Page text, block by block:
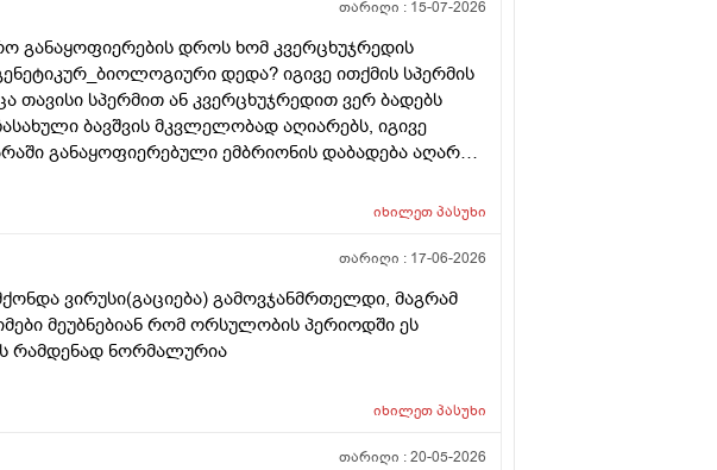
თარიღი : 15-07-2026
განაყოფიერების დროს ხომ კვერცხუჯრედის
დედა? იგივე ითქმის სპერმის
თავისი სპერმით ან კვერცხუჯრედით ვერ ბადებს
ბავშვის მკვლელობად აღიარებს, იგივე
განაყოფიერებული ემბრიონის დაბადება აღარ
იხილეთპასუხი
თარიღი : 17-06-2026
ვირუსი(გაციება) გამოვჯანმრთელდი, მაგრამ
მეუბნებიან რომ ორსულობის პერიოდში ეს
რამდენად ნორმალურია
იხილეთპასუხი
თარიღი :20-05-2026